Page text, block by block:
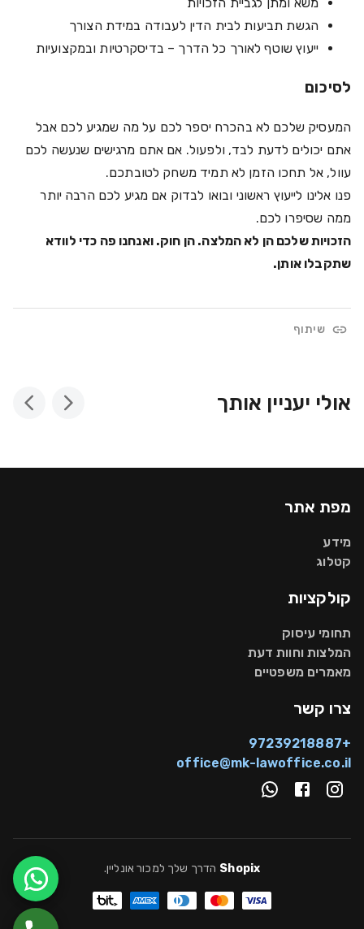
הגשת תביעות לבית הדין לעבודה במידת הצורך
ייעוץ שוטף לאורך כל הדרך – בדיסקרטיות ובמקצועיות
לסיכום
המעסיק שלכם לא בהכרח יספר לכם על מה שמגיע לכם אבל
אתם יכולים לדעת לבד, ולפעול. אם אתם מרגישים שנעשה לכם
עוול, אל תחכו הזמן לא תמיד משחק לטובתכם.
פנו אלינו לייעוץ ראשוני ובואו לבדוק אם מגיע לכם הרבה יותר
ממה שסיפרו לכם.
הזכויות שלכם הן לא המלצה. הן חוק. ואנחנו פה כדי לוודא
שתקבלו אותן.
שיתוף
אולי יעניין אותך
מפת אתר
מידע
קטלוג
קולקציות
תחומי עיסוק
המלצות וחוות דעת
מאמרים משפטיים
צרו קשר
+97239218887
office@mk-lawoffice.co.il
Shopix הדרך שלך למכור אונליין.